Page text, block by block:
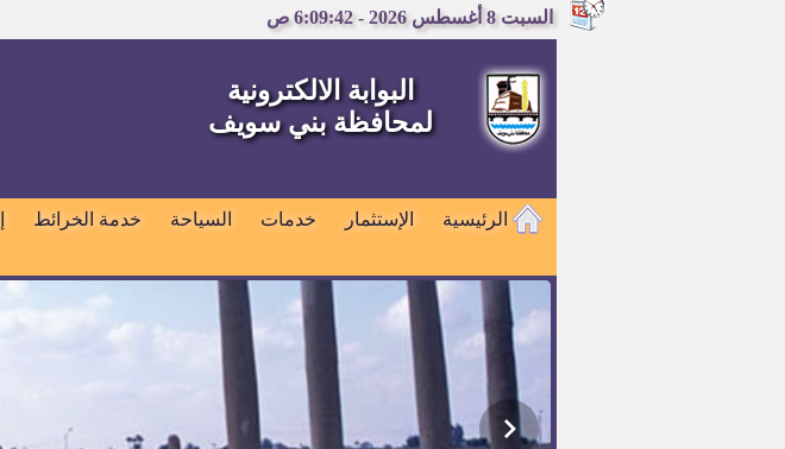
السبت 8 أغسطس 2026 - 6:09:43 ص
البوابة الالكترونية
لمحافظة بني سويف
الرئيسية الإستثمار خدمات السياحة خدمة الخرائط